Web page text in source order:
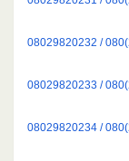
08029820232 /
08029820233 /
08029820234 /